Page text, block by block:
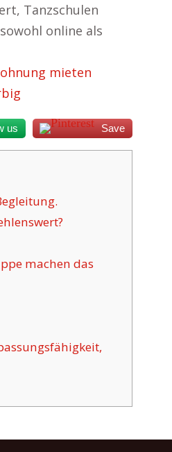
Tanzschulen
online als
mieten
us Save
machen das